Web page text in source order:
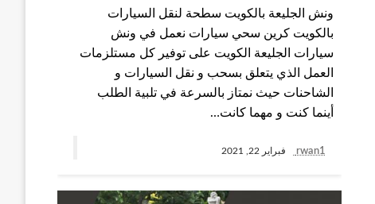
ونش الجليعة بالكويت سطحة لنقل السيارات
بالكويت كرين سحي سيارات نعمل في ونش
سيارات الجليعة الكويت على توفير كل مستلزمات
العمل الذي يتعلق بسحب و نقل السيارات و
الشاحنات حيث نمتاز بالسرعة في تلبية الطلب
أينما كنت و مهما كانت…
rwan1 فبراير 22, 2021